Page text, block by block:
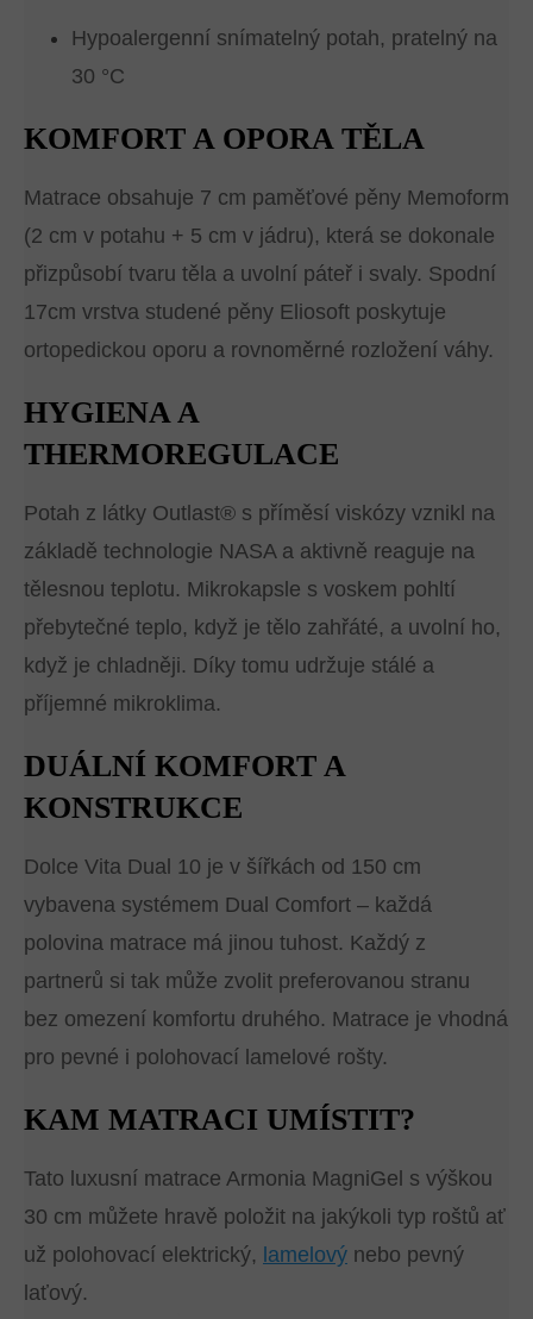
Hypoalergenní snímatelný potah, pratelný na
30 °C
KOMFORT A OPORA TĚLA
Matrace obsahuje 7 cm paměťové pěny Memoform
(2 cm v potahu + 5 cm v jádru), která se dokonale
přizpůsobí tvaru těla a uvolní páteř i svaly. Spodní
17cm vrstva studené pěny Eliosoft poskytuje
ortopedickou oporu a rovnoměrné rozložení váhy.
HYGIENA A
THERMOREGULACE
Potah z látky Outlast® s příměsí viskózy vznikl na
základě technologie NASA a aktivně reaguje na
tělesnou teplotu. Mikrokapsle s voskem pohltí
přebytečné teplo, když je tělo zahřáté, a uvolní ho,
když je chladněji. Díky tomu udržuje stálé a
příjemné mikroklima.
DUÁLNÍ KOMFORT A
KONSTRUKCE
Dolce Vita Dual 10 je v šířkách od 150 cm
vybavena systémem Dual Comfort – každá
polovina matrace má jinou tuhost. Každý z
partnerů si tak může zvolit preferovanou stranu
bez omezení komfortu druhého. Matrace je vhodná
pro pevné i polohovací lamelové rošty.
KAM MATRACI UMÍSTIT?
Tato luxusní matrace Armonia MagniGel s výškou
30 cm můžete hravě položit na jakýkoli typ roštů ať
už polohovací elektrický, lamelový nebo pevný
laťový.